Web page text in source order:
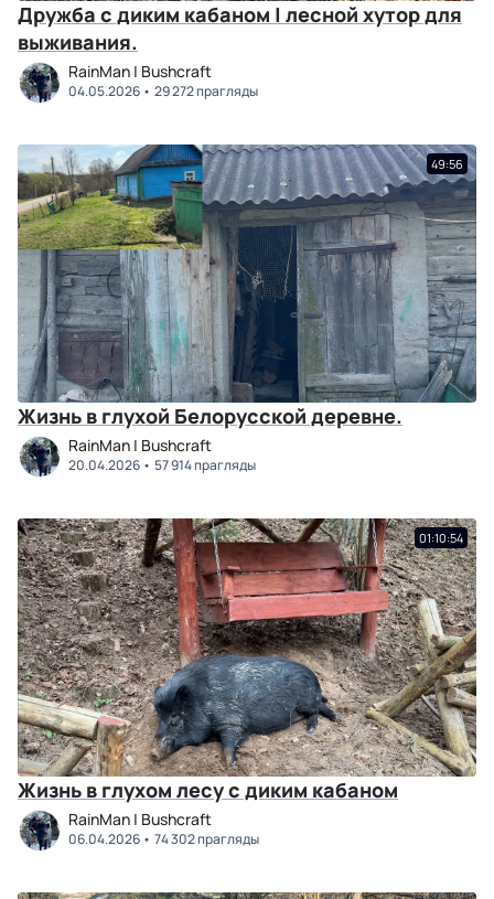
Дружба с диким кабаном | лесной хутор для
выживания.
RainMan | Bushcraft
04.05.2026 29 272 прагляды
49:56
Жизнь в глухой Белорусской деревне.
RainMan | Bushcraft
20.04.2026 57 914 прагляды
01:10:54
Жизнь в глухом лесу с диким кабаном
RainMan | Bushcraft
06.04.2026 74 302 прагляды